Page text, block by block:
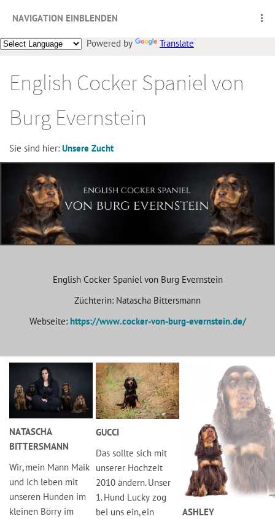
NAVIGATION EINBLENDEN
Powered by Translate
English Cocker Spaniel von
Burg Evernstein
Sie sind hier: Unsere Zucht
English Cocker Spaniel von Burg Evernstein
Züchterin: Natascha Bittersmann
Webseite: https://www.cocker-von-burg-evernstein.de/
NATASCHA
BITTERSMANN
Wir, mein Mann Maik
und Ich leben mit
unseren Hunden im
kleinen Börry im
GUCCI
Das sollte sich mit
unserer Hochzeit
2010 ändern. Unser
1. Hund Lucky zog
bei uns ein, ein
ASHLEY